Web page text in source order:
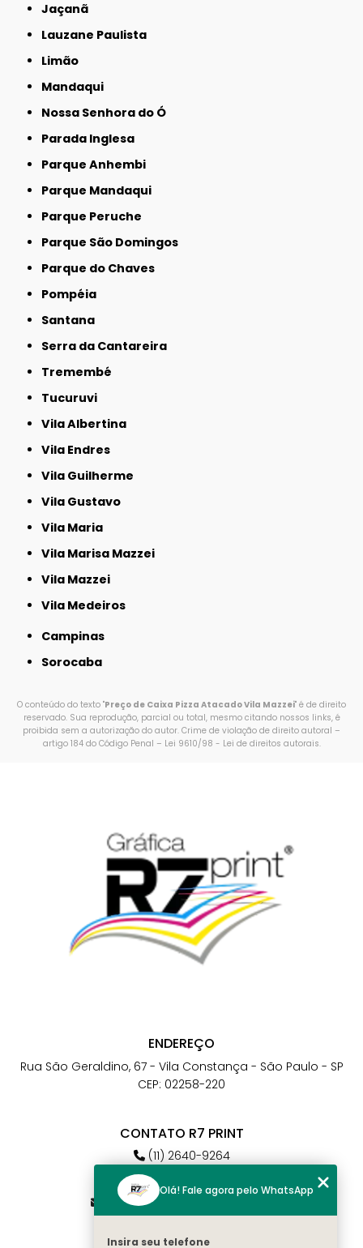
Jaçanã
Lauzane Paulista
Limão
Mandaqui
Nossa Senhora do Ó
Parada Inglesa
Parque Anhembi
Parque Mandaqui
Parque Peruche
Parque São Domingos
Parque do Chaves
Pompéia
Santana
Serra da Cantareira
Tremembé
Tucuruvi
Vila Albertina
Vila Endres
Vila Guilherme
Vila Gustavo
Vila Maria
Vila Marisa Mazzei
Vila Mazzei
Vila Medeiros
Campinas
Sorocaba
O conteúdo do texto "Preço de Caixa Pizza Atacado Vila Mazzei" é de direito
reservado. Sua reprodução, parcial ou total, mesmo citando nossos links, é
proibida sem a autorização do autor. Crime de violação de direito autoral –
artigo 184 do Código Penal – Lei 9610/98 - Lei de direitos autorais.
ENDEREÇO
Rua São Geraldino, 67 - Vila Constança - São Paulo - SP
CEP: 02258-220
CONTATO R7 PRINT
(11) 2640-9264
(11) 98784-6664
atendimento@r7print.com.br
Olá! Fale agora pelo WhatsApp
Insira seu telefone